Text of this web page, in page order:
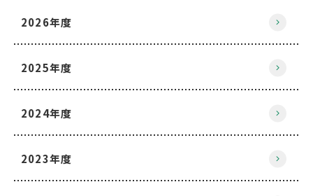
2026年度
2025年度
2024年度
2023年度